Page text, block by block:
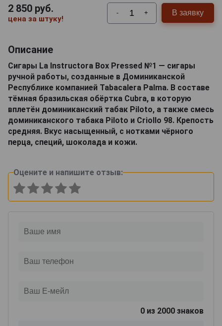
2 850 руб.
цена за штуку!
- + В заявку
Описание
Сигары La Instructora Box Pressed №1 — сигары
ручной работы, созданные в Доминиканской
Республике компанией Tabacalera Palma. В составе
тёмная бразильская обёртка Cubra, в которую
вплетён доминиканский табак Piloto, а также смесь
доминиканского табака Piloto и Criollo 98. Крепость
средняя. Вкус насыщенный, с нотками чёрного
перца, специй, шоколада и кожи.
Оцените и напишите отзыв:
0 из 2000 знаков